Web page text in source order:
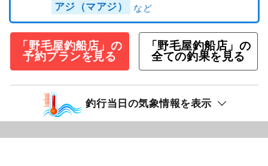
アジ（マアジ）
「野毛屋釣船店」の
予約プランを見る
「野毛屋釣船店」の
全ての釣果を見る
釣行当日の気象情報を表示